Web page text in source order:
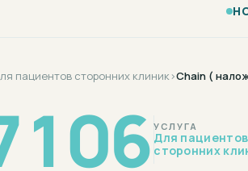
пациентов сторонних клиник›Chain (
УСЛУГА
Для пациентов
сторонних